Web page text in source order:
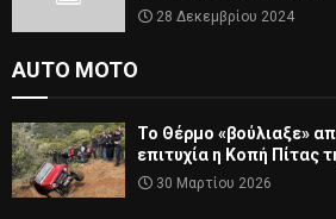
28 Δεκεμβρίου 2024
AUTO MOTO
Το Θέρμο «βούλιαξε»
επιτυχία η Κοπή Πίτας
30 Μαρτίου 2026